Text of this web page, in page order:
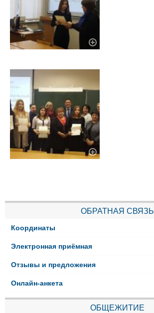
ОБРАТНАЯ СВЯЗЬ
Координаты
Электронная приёмная
Отзывы и предложения
Онлайн-анкета
ОБЩЕЖИТИЕ